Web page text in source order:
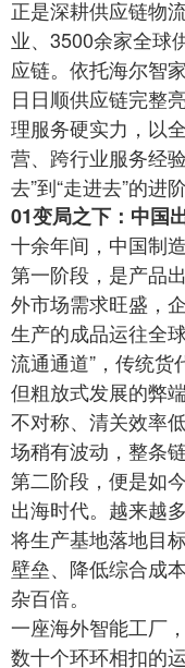
正是深耕供应链物
业、3500余家全
应链。依托海尔智
日日顺供应链完整
理服务硬实力，以
营、跨行业服务经
去”到“走进去”的进
01变局之下：中国
十余年间，中国制
第一阶段，是产品
外市场需求旺盛，
生产的成品运往全
流通通道”，传统货
但粗放式发展的弊
不对称、清关效率
场稍有波动，整条
第二阶段，便是如
出海时代。越来越
将生产基地落地目
壁垒、降低综合成
杂百倍。
一座海外智能工厂
数十个环环相扣的